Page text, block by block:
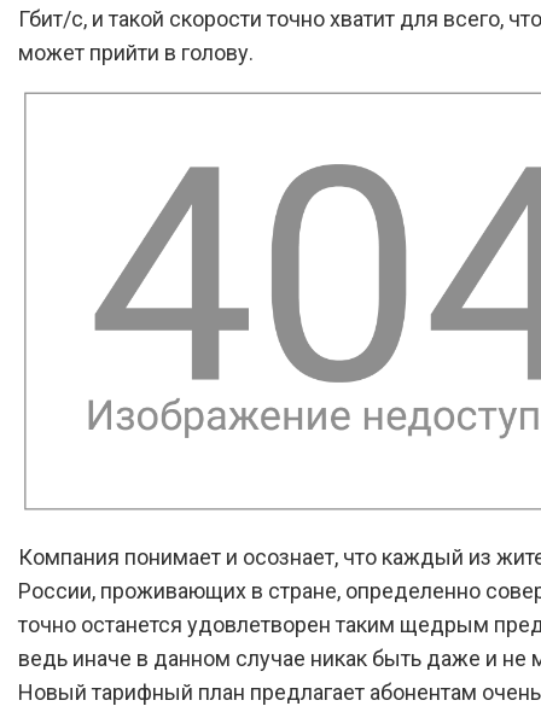
Гбит/с, и такой скорости точно хватит для всего,
может прийти в голову.
Компания понимает и осознает, что каждый из
России, проживающих в стране, определенно
точно останется удовлетворен таким щедрым
ведь иначе в данном случае никак быть даже и не
Новый тарифный план предлагает абонентам